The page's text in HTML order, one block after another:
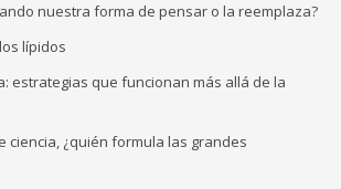
nuestra forma de pensar o la reemplaza?
lípidos
estrategias que funcionan más allá de la
ciencia, ¿quién formula las grandes